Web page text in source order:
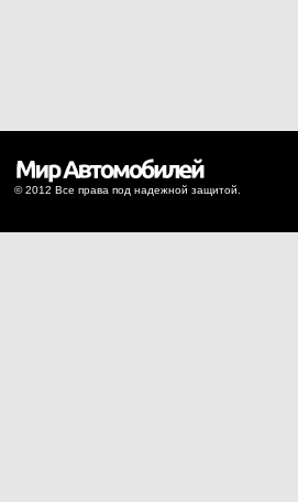
© 2012 Все права под надежной защитой.